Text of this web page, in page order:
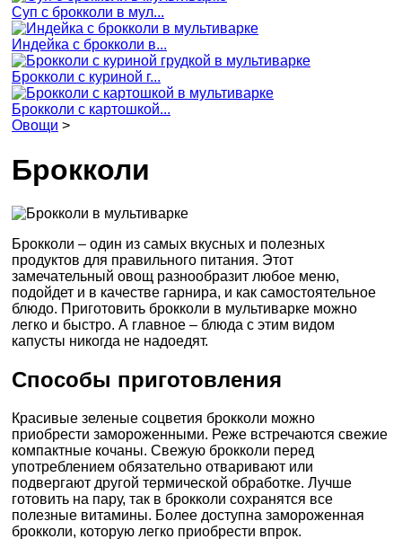
Суп с брокколи в мул...
Индейка с брокколи в...
Брокколи с куриной г...
Брокколи с картошкой...
Овощи >
Брокколи
Брокколи – один из самых вкусных и полезных
продуктов для правильного питания. Этот
замечательный овощ разнообразит любое меню,
подойдет и в качестве гарнира, и как самостоятельное
блюдо. Приготовить брокколи в мультиварке можно
легко и быстро. А главное – блюда с этим видом
капусты никогда не надоедят.
Способы приготовления
Красивые зеленые соцветия брокколи можно
приобрести замороженными. Реже встречаются свежие
компактные кочаны. Свежую брокколи перед
употреблением обязательно отваривают или
подвергают другой термической обработке. Лучше
готовить на пару, так в брокколи сохранятся все
полезные витамины. Более доступна замороженная
брокколи, которую легко приобрести впрок.